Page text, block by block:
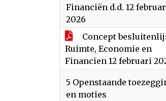
Financiën d.d. 12
2026
Concept
Ruimte, Economie en
Financien 12 februari
5 Openstaande
en moties